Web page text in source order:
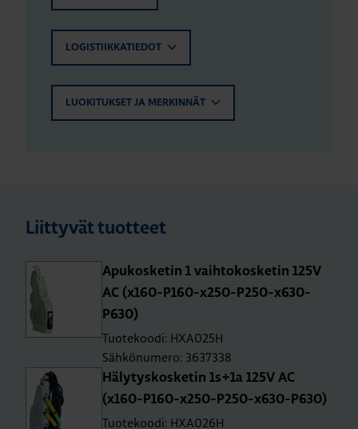
LOGISTIIKKATIEDOT
LUOKITUKSET JA MERKINNÄT
Liittyvät tuotteet
Apu­kos­ke­tin 1 vaih­to­kos­ke­tin 125V
AC (x160-P160-x250-P250-x630-
P630)
Tuotekoodi: HXA025H
Sähkönumero: 3637338
Hä­ly­tys­kos­ke­tin 1s+1a 125V AC
(x160-P160-x250-P250-x630-P630)
Tuotekoodi: HXA026H